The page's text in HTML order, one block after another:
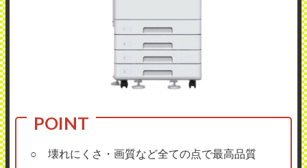
○ 壊れにくさ・画質など全ての点で最高品質